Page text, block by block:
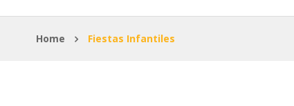
Home Fiestas Infantiles